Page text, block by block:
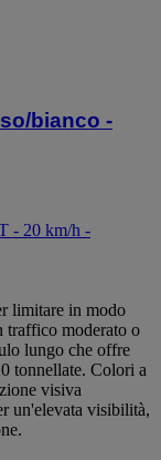
bianco -
- 20 km/h -
limitare in modo
traffico moderato o
lungo che offre
tonnellate. Colori a
visiva
un'elevata visibilità,